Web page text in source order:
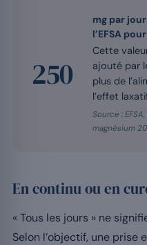
250
mg par
l’EFSA
Cette
ajouté par
plus de
l’effet
Source :
magnésium
En continu ou en
« Tous les jours » ne
Selon l’objectif, une prise